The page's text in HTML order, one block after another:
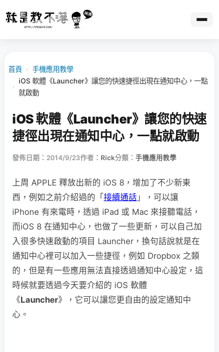
首頁 › 手機應用教學
›
iOS 軟體《Launcher》讓您的快速捷徑出現在通知中心，一點
就啟動
iOS 軟體《Launcher》讓您的快速
捷徑出現在通知中心，一點就啟動
發佈日期：2014/9/23作者： Rick分類： 手機應用教學
上周 APPLE 釋放出新的 iOS 8，增加了不少新東
西，例如之前介紹過的「 接續通話 」，可以讓
iPhone 有來電時，透過 iPad 或 Mac 來接聽電話，
而iOS 8 在通知中心，也做了一些更新，可以自己加
入很多快速啟動的項目 Launcher，換句話說就是在
通知中心裡可以加入一些捷徑，例如 Dropbox 之類
的，但是有一些應用無法直接透過通知中心設定，這
時候就要透過今天要介紹的 iOS 軟體
《Launcher》，它可以讓您更自由的設定通知中
心。